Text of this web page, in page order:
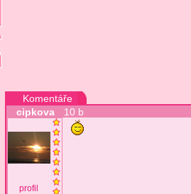
Komentáře
cipkova
10 b
profil